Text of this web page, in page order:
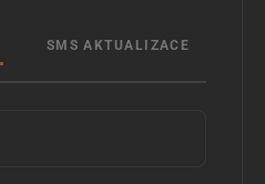
SMS AKTUALIZACE